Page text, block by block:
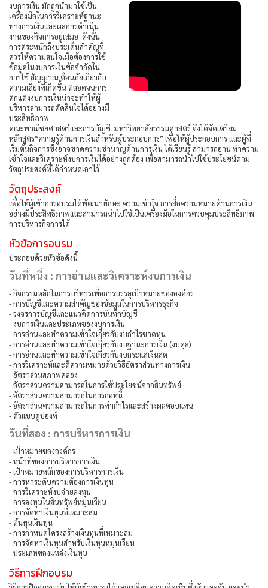
งบการเงิน มักถูกนำมาใช้เป็น
เครื่องมือในการวิเคราะห์ฐานะ
ทางการเงินและผลการดำเนิน
งานของกิจการอยู่เสมอ ดังนั้น
การตระหนักถึงประเด็นสำคัญที่
ควรให้ความสนใจเมื่อต้องการใช้
ข้อมูลในงบการเงินข้อจำกัดใน
การใช้ สัญญาณเตือนภัยเกี่ยวกับ
ความเสี่ยงที่เกิดขึ้น ตลอดจนการ
ตกแต่งงบการเงินน่าจะทำให้ผู้
บริหารสามารถตัดสินใจได้อย่างมี
ประสิทธิภาพ
คณะพาณิชยศาสตร์และการบัญชี มหาวิทยาลัยธรรมศาสตร์ จึงได้จัดเตรียม
หลักสูตร“ความรู้ด้านการเงินสำหรับผู้ประกอบการ” เพื่อให้ผู้ประกอบการ และผู้ที่
เริ่มต้นกิจการซึ่งอาจขาดความชำนาญด้านการเงิน ได้เรียนรู้ สามารถอ่าน ทำความ
เข้าใจและวิเคราะห์งบการเงินได้อย่างถูกต้อง เพื่อสามารถนำไปใช้ประโยชน์ตาม
วัตถุประสงค์ที่ได้กำหนดเอาไว้
วัตถุประสงค์
เพื่อให้ผู้เข้าการอบรมได้พัฒนาทักษะ ความเข้าใจ การสื่อความหมายด้านการเงิน
อย่างมีประสิทธิภาพและสามารถนำไปใช้เป็นเครื่องมือในการควบคุมประสิทธิภาพ
การบริหารกิจการได้
หัวข้อการอบรม
ประกอบด้วยหัวข้อดังนี้
วันที่หนึ่ง : การอ่านและวิเคราะห์งบการเงิน
- กิจกรรมหลักในการบริหารเพื่อการบรรลุเป้าหมายขององค์กร
- การบัญชีและความสำคัญของข้อมูลในการบริหารธุรกิจ
- วงจรการบัญชีและแนวคิดการบันทึกบัญชี
- งบการเงินและประเภทของงบการเงิน
- การอ่านและทำความเข้าใจเกี่ยวกับงบกำไรขาดทุน
- การอ่านและทำความเข้าใจเกี่ยวกับงบฐานะการเงิน (งบดุล)
- การอ่านและทำความเข้าใจเกี่ยวกับงบกระแสเงินสด
- การวิเคราะห์และตีความหมายด้วยวิธีอัตราส่วนทางการเงิน
- อัตราส่วนสภาพคล่อง
- อัตราส่วนความสามารถในการใช้ประโยชน์จากสินทรัพย์
- อัตราส่วนความสามารถในการก่อหนี้
- อัตราส่วนความสามารถในการทำกำไรและสร้างผลตอบแทน
- ตัวแบบดูปองท์
วันที่สอง : การบริหารการเงิน
- เป้าหมายขององค์กร
- หน้าที่ของการบริหารการเงิน
- เป้าหมายหลักของการบริหารการเงิน
- การหาระดับความต้องการเงินทุน
- การวิเคราะห์งบจ่ายลงทุน
- การลงทุนในสินทรัพย์หมุนเวียน
- การจัดหาเงินทุนที่เหมาะสม
- ต้นทุนเงินทุน
- การกำหนดโครงสร้างเงินทุนที่เหมาะสม
- การจัดหาเงินทุนสำหรับเงินทุนหมุนเวียน
- ประเภทของแหล่งเงินทุน
วิธีการฝึกอบรม